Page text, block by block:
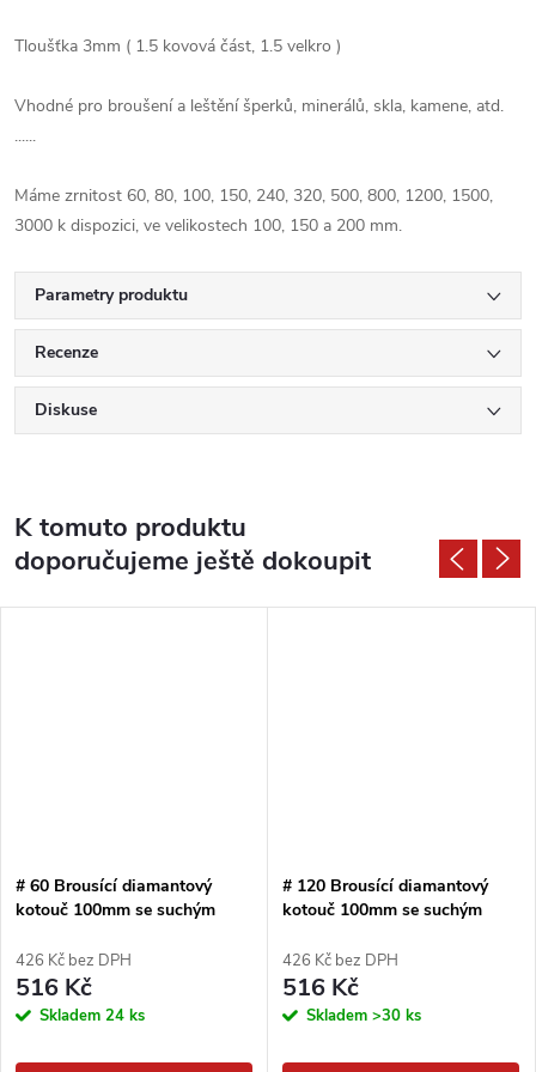
Tloušťka 3mm ( 1.5 kovová část, 1.5 velkro )
Vhodné pro broušení a leštění šperků, minerálů, skla, kamene, atd.
......
Máme zrnitost 60, 80, 100, 150, 240, 320, 500, 800, 1200, 1500,
3000 k dispozici, ve velikostech 100, 150 a 200 mm.
Parametry produktu
Recenze
Diskuse
K tomuto produktu
doporučujeme ještě dokoupit
# 60 Brousící diamantový
kotouč 100mm se suchým
426 Kč bez DPH
516 Kč
Skladem 24 ks
# 120 Brousící diamantový
kotouč 100mm se suchým
426 Kč bez DPH
516 Kč
Skladem >30 ks